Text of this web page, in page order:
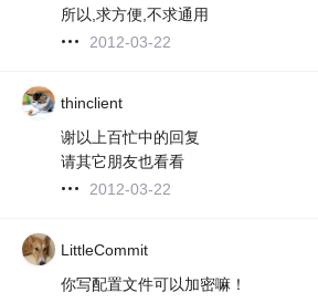
所以,求方便,不求通用
2012-03-22
thinclient
谢以上百忙中的回复
请其它朋友也看看
2012-03-22
LittleCommit
你写配置文件可以加密嘛！